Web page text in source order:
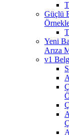
Güçlü
Yeni
Arıza
v1